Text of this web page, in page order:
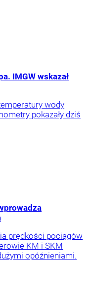
IMGW wskazał
wody
pokazały dziś
prędkości pociągów
KM i SKM
opóźnieniami.